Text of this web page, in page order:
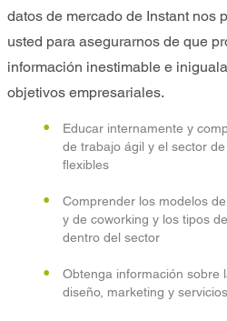
datos de mercado de Instant nos
usted para asegurarnos de que
información inestimable e
objetivos empresariales.
Educar internamente y
de trabajo ágil y el sector
flexibles
Comprender los modelos
y de coworking y los tipos
dentro del sector
Obtenga información sobre
diseño, marketing y servicios